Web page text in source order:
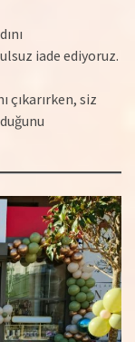
iade ediyoruz.
çıkarırken, siz